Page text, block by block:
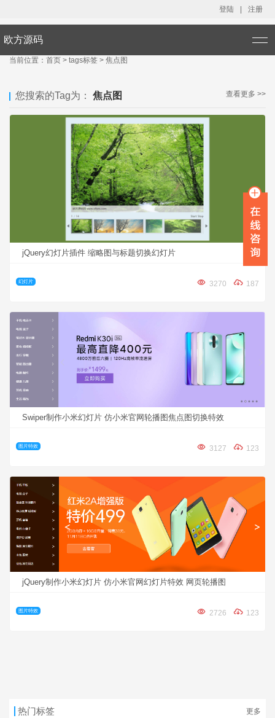
登陆 注册
欧方源码
当前位置： 首页 > tags标签 > 焦点图
您搜索的Tag为： 焦点图 查看更多 >>
jQuery幻灯片插件 缩略图与标题切换幻灯片
幻灯片 3270 187
Swiper制作小米幻灯片 仿小米官网轮播图焦点图切换特效
图片特效 3127 123
jQuery制作小米幻灯片 仿小米官网幻灯片特效 网页轮播图
图片特效 2726 123
热门标签 更多